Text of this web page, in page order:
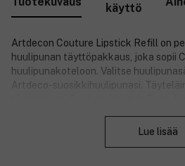
käyttö
Artdecon Couture Lipstick Refill on
huulipunan täyttöpakkaus, joka sopii
huulipunakoteloon. Valitse
Artdeco-suosikkihuulipunasi.
Upea, täyteläinen koostumus levittyy
Lue lisää